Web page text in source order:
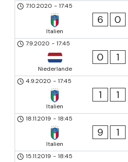
7.10.2020 - 17:45
Italien
6 0
7.9.2020 - 17:45
Niederlande
0 1
4.9.2020 - 17:45
Italien
1 1
18.11.2019 - 18:45
Italien
9 1
15.11.2019 - 18:45